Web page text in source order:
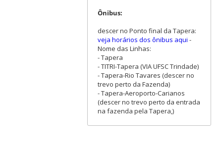
Ônibus:
descer no Ponto final da Tapera:
veja horários dos ônibus aqui -
Nome das Linhas:
- Tapera
- TITRI-Tapera (VIA UFSC Trindade)
- Tapera-Rio Tavares (descer no
trevo perto da Fazenda)
- Tapera-Aeroporto-Carianos
(descer no trevo perto da entrada
na fazenda pela Tapera,)